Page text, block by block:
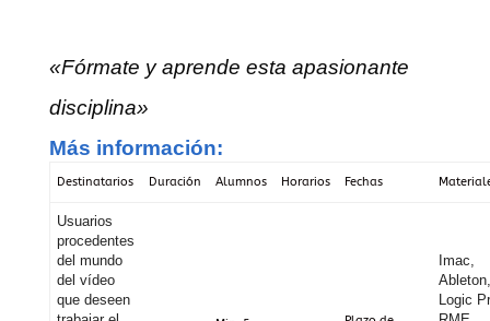
«Fórmate y aprende esta apasionante
disciplina»
Más información:
Destinatarios Duración Alumnos Horarios Fechas
Usuarios
procedentes
del mundo
del vídeo
que deseen
Imac,
Logic